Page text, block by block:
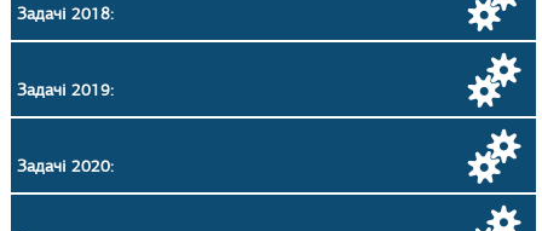
Задачі 2018:
Задачі 2019:
Задачі 2020: